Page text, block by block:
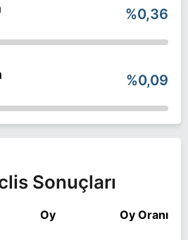
%0,36
%0,09
Sonuçları
Oy Oy Oranı